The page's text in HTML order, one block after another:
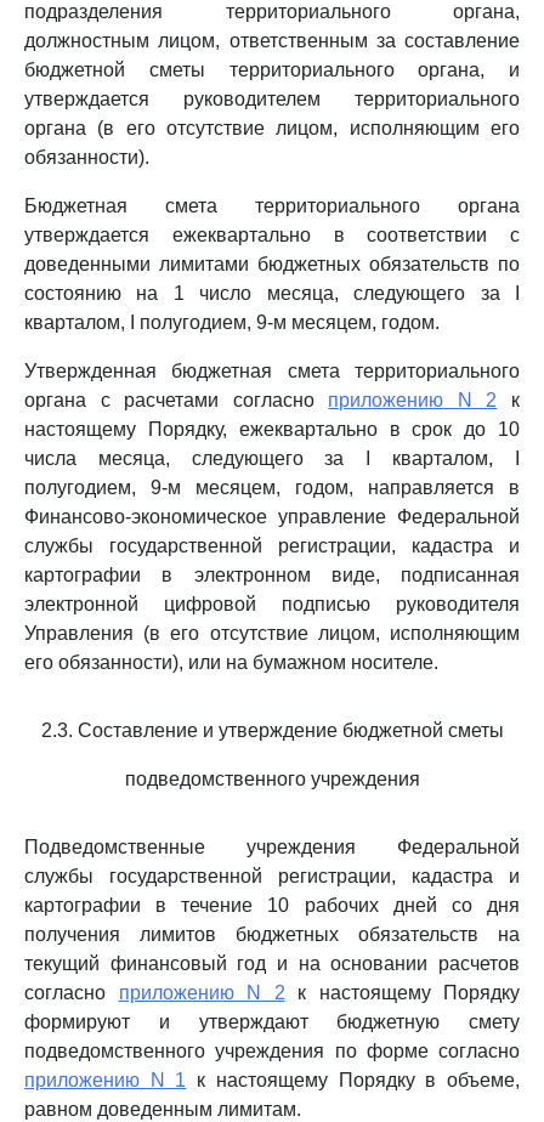
подразделения территориального органа,
должностным лицом, ответственным за составление
бюджетной сметы территориального органа, и
утверждается руководителем территориального
органа (в его отсутствие лицом, исполняющим его
обязанности).
Бюджетная смета территориального органа
утверждается ежеквартально в соответствии с
доведенными лимитами бюджетных обязательств по
состоянию на 1 число месяца, следующего за I
кварталом, I полугодием, 9-м месяцем, годом.
Утвержденная бюджетная смета территориального
органа с расчетами согласно приложению N 2 к
настоящему Порядку, ежеквартально в срок до 10
числа месяца, следующего за I кварталом, I
полугодием, 9-м месяцем, годом, направляется в
Финансово-экономическое управление Федеральной
службы государственной регистрации, кадастра и
картографии в электронном виде, подписанная
электронной цифровой подписью руководителя
Управления (в его отсутствие лицом, исполняющим
его обязанности), или на бумажном носителе.
2.3. Составление и утверждение бюджетной сметы
подведомственного учреждения
Подведомственные учреждения Федеральной
службы государственной регистрации, кадастра и
картографии в течение 10 рабочих дней со дня
получения лимитов бюджетных обязательств на
текущий финансовый год и на основании расчетов
согласно приложению N 2 к настоящему Порядку
формируют и утверждают бюджетную смету
подведомственного учреждения по форме согласно
приложению N 1 к настоящему Порядку в объеме,
равном доведенным лимитам.